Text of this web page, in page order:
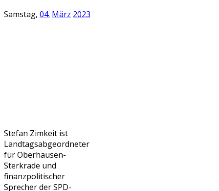
Samstag, 04. März 2023
Stefan Zimkeit ist
Landtagsabgeordneter
für Oberhausen-
Sterkrade und
finanzpolitischer
Sprecher der SPD-